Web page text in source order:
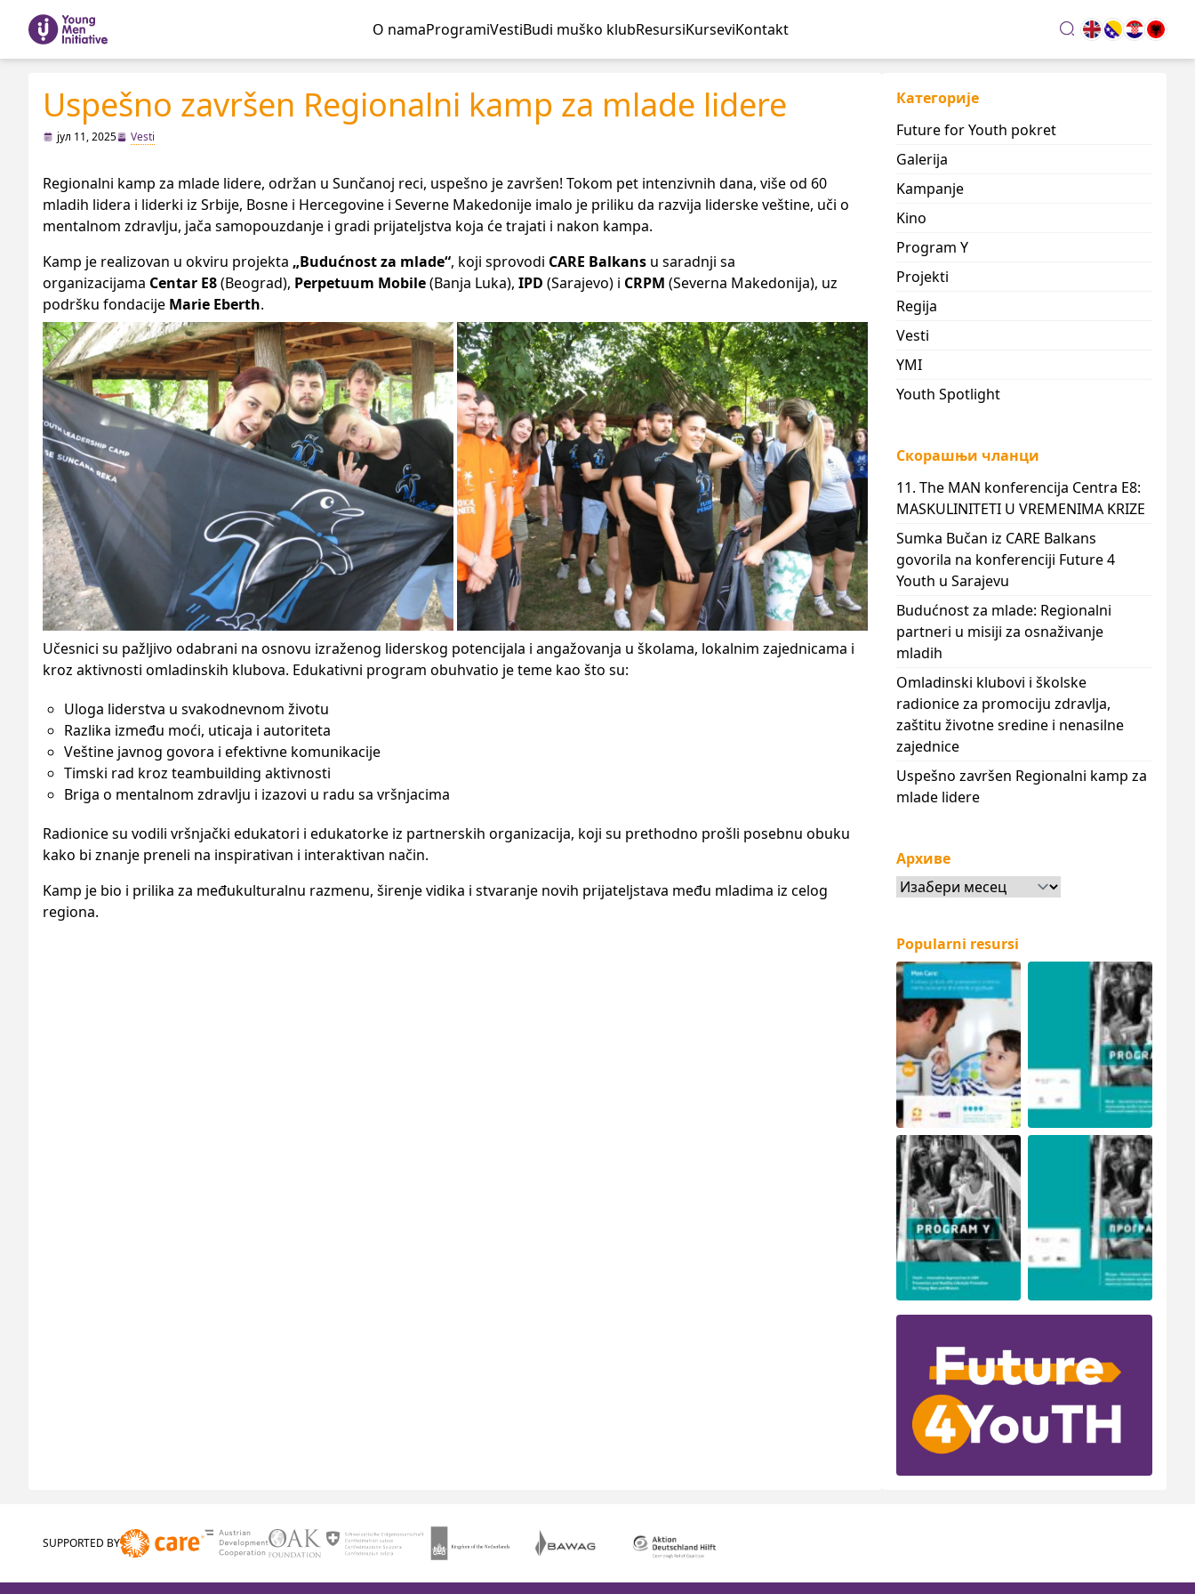
O namaProgramiVestiBudi muško klubResursiKurseviKontakt search
Uspešno završen Regionalni kamp za mlade lidere
јул 11, 2025 Vesti
Regionalni kamp za mlade lidere, održan u Sunčanoj reci, uspešno je završen! Tokom pet intenzivnih dana, više od 60
mladih lidera i liderki iz Srbije, Bosne i Hercegovine i Severne Makedonije imalo je priliku da razvija liderske veštine, uči o
mentalnom zdravlju, jača samopouzdanje i gradi prijateljstva koja će trajati i nakon kampa.
Kamp je realizovan u okviru projekta „Budućnost za mlade“, koji sprovodi CARE Balkans u saradnji sa
organizacijama Centar E8(Beograd), Perpetuum Mobile(Banja Luka), IPD (Sarajevo) i CRPM (Severna Makedonija), uz
podršku fondacije Marie Eberth.
Učesnici su pažljivo odabrani na osnovu izraženog liderskog potencijala i angažovanja u školama, lokalnim zajednicama i
kroz aktivnosti omladinskih klubova. Edukativni program obuhvatio je teme kao što su:
Uloga liderstva u svakodnevnom životu
Razlika između moći, uticaja i autoriteta
Veštine javnog govora i efektivne komunikacije
Timski rad kroz teambuilding aktivnosti
Briga o mentalnom zdravlju i izazovi u radu sa vršnjacima
Radionice su vodili vršnjački edukatori i edukatorke iz partnerskih organizacija, koji su prethodno prošli posebnu obuku
kako bi znanje preneli na inspirativan i interaktivan način.
Kamp je bio i prilika za međukulturalnu razmenu, širenje vidika i stvaranje novih prijateljstava među mladima iz celog
regiona.
Категорије
Future for Youth pokret
Galerija
Kampanje
Kino
Program Y
Projekti
Regija
Vesti
YMI
Youth Spotlight
Скорашњи чланци
11. The MAN konferencija Centra E8:
MASKULINITETI U VREMENIMA KRIZE
Sumka Bučan iz CARE Balkans
govorila na konferenciji Future 4
Youth u Sarajevu
Budućnost za mlade: Regionalni
partneri u misiji za osnaživanje
mladih
Omladinski klubovi i školske
radionice za promociju zdravlja,
zaštitu životne sredine i nenasilne
zajednice
Uspešno završen Regionalni kamp za
mlade lidere
Архиве
Архиве
Popularni resursi
SUPPORTED BY